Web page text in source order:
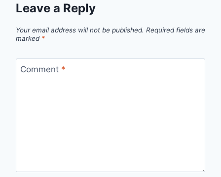
Leave a Reply
Your email address will not be published. Required fields are
marked *
Comment *